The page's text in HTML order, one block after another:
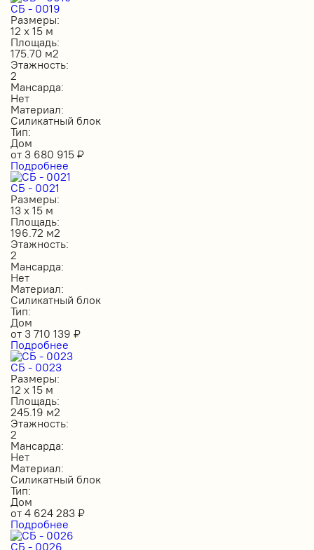
СБ - 0019
Размеры:
12 х 15 м
Площадь:
175.70 м2
Этажность:
2
Мансарда:
Нет
Материал:
Силикатный блок
Тип:
Дом
от 3 680 915 ₽
Подробнее
СБ - 0021
Размеры:
13 х 15 м
Площадь:
196.72 м2
Этажность:
2
Мансарда:
Нет
Материал:
Силикатный блок
Тип:
Дом
от 3 710 139 ₽
Подробнее
СБ - 0023
Размеры:
12 х 15 м
Площадь:
245.19 м2
Этажность:
2
Мансарда:
Нет
Материал:
Силикатный блок
Тип:
Дом
от 4 624 283 ₽
Подробнее
СБ - 0026